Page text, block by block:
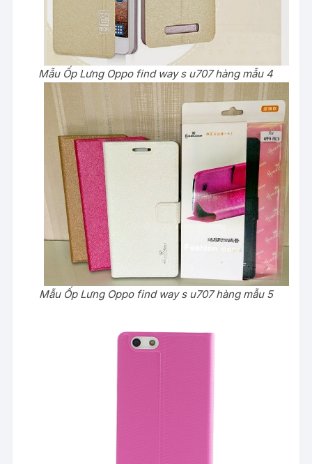
Mẫu Ốp Lưng Oppo find way s u707 hàng mẫu 4
Mẫu Ốp Lưng Oppo find way s u707 hàng mẫu 5